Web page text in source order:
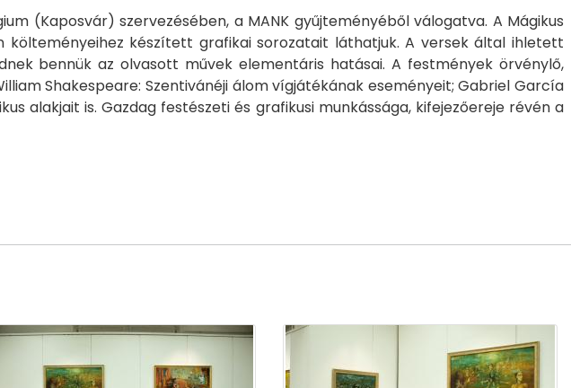
(Kaposvár) szervezésében, a MANK gyűjteményéből válogatva. A Mágikus
készített grafikai sorozatait láthatjuk. A versek által ihletett
bennük az olvasott művek elementáris hatásai. A festmények örvénylő,
Shakespeare: Szentivánéji álom vígjátékának eseményeit; Gabriel García
alakjait is. Gazdag festészeti és grafikusi munkássága, kifejezőereje révén a